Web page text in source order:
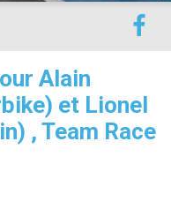
Alain
et Lionel
, Team Race